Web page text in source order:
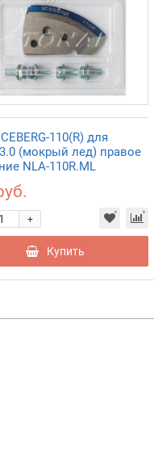
110(R) для
(мокрый лед) правое
NLA-110R.ML
+
Купить